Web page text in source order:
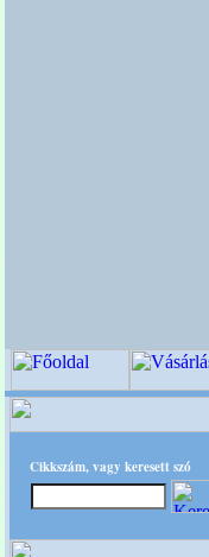
Cikkszám, vagy keresett szó
Mestere!